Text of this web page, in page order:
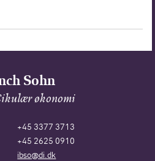
Sohn
økonomi
+45 3377 3713
+45 2625 0910
ibso@di.dk